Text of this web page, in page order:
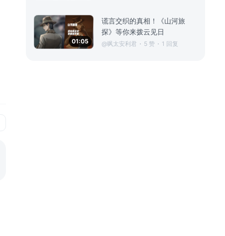
01:05
谎言交织的真相！《山河旅
探》等你来拨云见日
@飒太安利君 5 赞 1 回复